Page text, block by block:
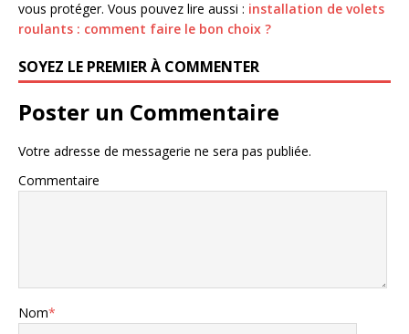
vous protéger. Vous pouvez lire aussi : installation de volets
roulants : comment faire le bon choix ?
SOYEZ LE PREMIER À COMMENTER
Poster un Commentaire
Votre adresse de messagerie ne sera pas publiée.
Commentaire
Nom*